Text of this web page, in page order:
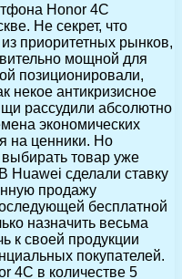
Honor 4C
Не секрет, что
приоритетных рынков,
мощной для
позиционировали,
некое антикризисное
рассудили абсолютно
экономических
на ценники. Но
товар уже
Huawei сделали ставку
продажу
бесплатной
назначить весьма
к своей продукции
покупателей.
4C в количестве 5